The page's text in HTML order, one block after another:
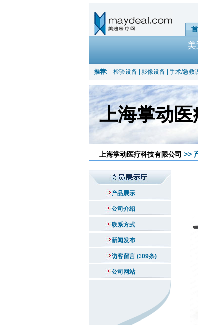
推荐: 检验设备 影像设备 手术/急救
上海掌动
上海掌动医疗科技有限公司 >>
产品展示
公司介绍
联系方式
新闻发布
访客留言 (309条)
公司网站